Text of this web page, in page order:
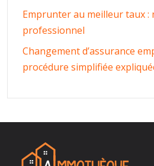
Emprunter au meilleur taux :
professionnel
Changement d’assurance
procédure simplifiée